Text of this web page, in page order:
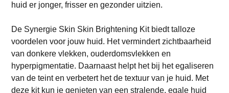
huid er jonger, frisser en gezonder uitzien.
De Synergie Skin Skin Brightening Kit biedt talloze
voordelen voor jouw huid. Het vermindert zichtbaarheid
van donkere vlekken, ouderdomsvlekken en
hyperpigmentatie. Daarnaast helpt het bij het egaliseren
van de teint en verbetert het de textuur van je huid. Met
deze kit kun je genieten van een stralende, egale huid